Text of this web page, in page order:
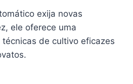
exija novas
ele oferece uma
técnicas de cultivo eficazes